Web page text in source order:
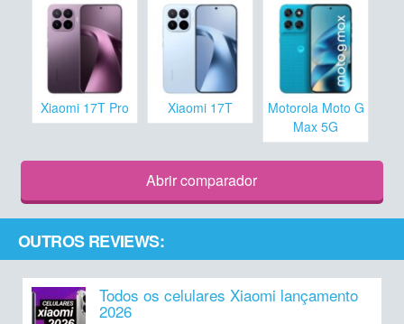
Xiaomi 17T Pro Xiaomi 17T
Motorola Moto G
Max 5G
Abrir comparador
OUTROS REVIEWS:
Todos os celulares Xiaomi lançamento
2026